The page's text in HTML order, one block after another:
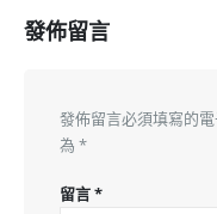
發佈留言
發佈留言必須填寫的
為 *
留言*